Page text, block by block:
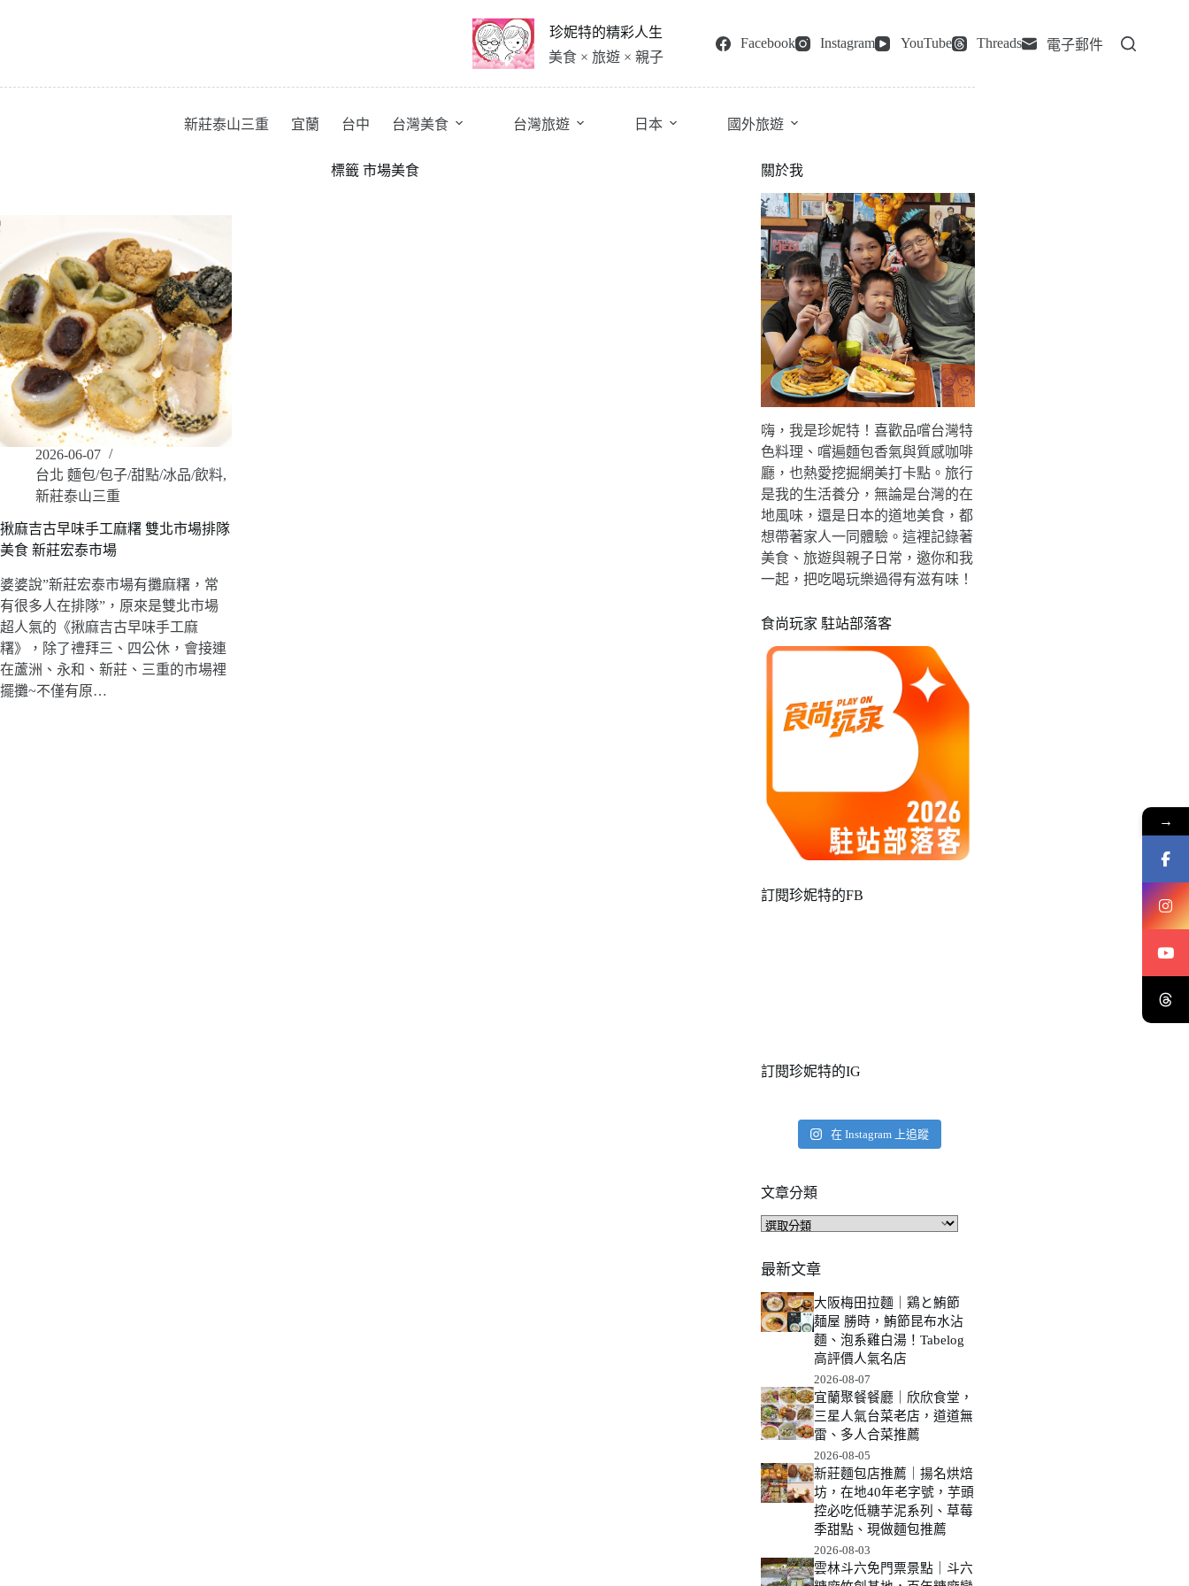
珍妮特的精彩人生
美食 × 旅遊 × 親子
Facebook Instagram YouTube Threads 電子郵件
新莊泰山三重 宜蘭 台中 台灣美食 台灣旅遊 日本 國外旅遊
標籤 市場美食
2026-06-07
台北 麵包/包子/甜點/冰品/飲料,
新莊泰山三重
揪麻吉古早味手工麻糬 雙北市場排隊
美食 新莊宏泰市場
婆婆說”新莊宏泰市場有攤麻糬，常
有很多人在排隊”，原來是雙北市場
超人氣的《揪麻吉古早味手工麻
糬》，除了禮拜三、四公休，會接連
在蘆洲、永和、新莊、三重的市場裡
擺攤~不僅有原…
關於我
嗨，我是珍妮特！喜歡品嚐台灣特
色料理、嚐遍麵包香氣與質感咖啡
廳，也熱愛挖掘網美打卡點。旅行
是我的生活養分，無論是台灣的在
地風味，還是日本的道地美食，都
想帶著家人一同體驗。這裡記錄著
美食、旅遊與親子日常，邀你和我
一起，把吃喝玩樂過得有滋有味！
食尚玩家 駐站部落客
訂閱珍妮特的FB
訂閱珍妮特的IG
在 Instagram 上追蹤
文章分類
文
分
類
最新文章
大阪梅田拉麵｜鶏と鮪節
麺屋 勝時，鮪節昆布水沾
麵、泡系雞白湯！Tabelog
高評價人氣名店
2026-08-07
宜蘭聚餐餐廳｜欣欣食堂，
三星人氣台菜老店，道道無
雷、多人合菜推薦
2026-08-05
新莊麵包店推薦｜揚名烘焙
坊，在地40年老字號，芋頭
控必吃低糖芋泥系列、草莓
季甜點、現做麵包推薦
2026-08-03
雲林斗六免門票景點｜斗六
→